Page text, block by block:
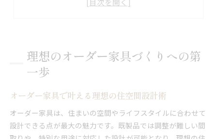
オーダー家具成功のポイントと注意点
オーダー家具に適した木材の選び方解説
大阪府で人気の木工家具素材比較ガイド
木材によるオーダー家具の耐久性の違い
無垢材活用で差が出るオーダー家具術
無垢材を使ったオーダー家具の魅力解説
理想のオーダー家具づくりへの第
一歩
オーダー家具で叶える理想の住空間設計術
オーダー家具は、住まいの空間やライフスタイルに合わせて
設計できる点が最大の魅力です。既製品では調整が難しい間